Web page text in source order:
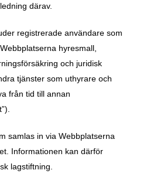
därav.
registrerade användare som
hyresmall,
och juridisk
tjänster som uthyrare och
från tid till annan
samlas in via Webbplatserna
Informationen kan därför
lagstiftning.